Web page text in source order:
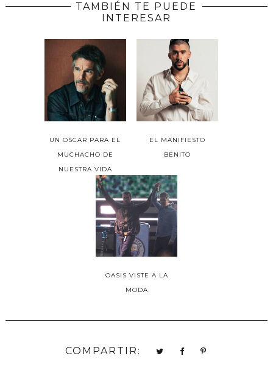
TAMBIÉN TE PUEDE
INTERESAR
UN OSCAR PARA EL
MUCHACHO DE
NUESTRA VIDA
EL MANIFIESTO
BENITO
OASIS VISTE A LA
MODA
COMPARTIR: